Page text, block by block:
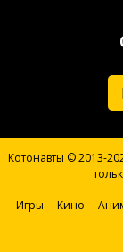
Котонавты © 2013-
Игры Кино